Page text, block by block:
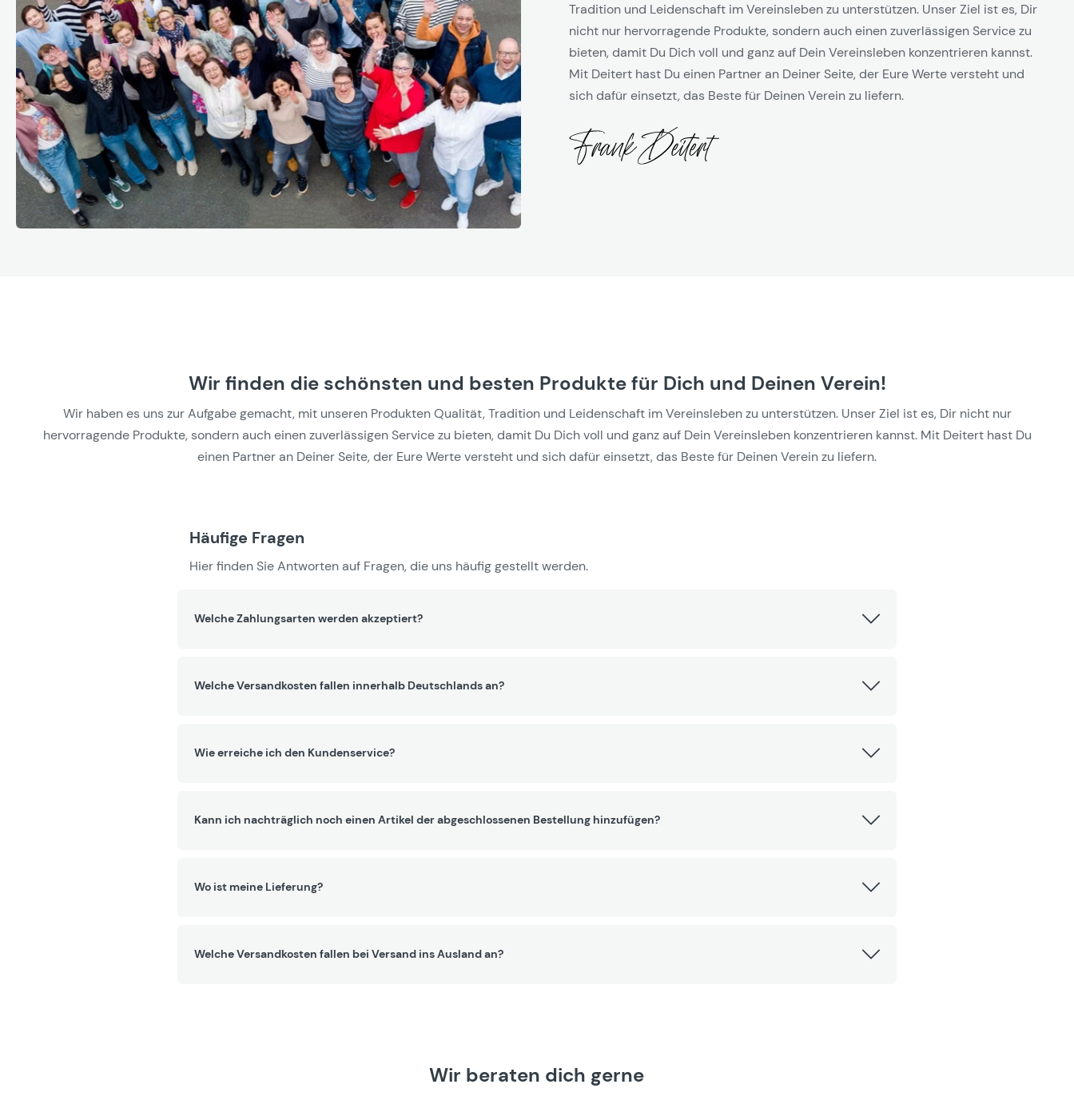
Tradition und Leidenschaft im Vereinsleben zu unterstützen. Unser Ziel ist es, Dir
nicht nur hervorragende Produkte, sondern auch einen zuverlässigen Service zu
bieten, damit Du Dich voll und ganz auf Dein Vereinsleben konzentrieren kannst.
Mit Deitert hast Du einen Partner an Deiner Seite, der Eure Werte versteht und
sich dafür einsetzt, das Beste für Deinen Verein zu liefern.
Wir finden die schönsten und besten Produkte für Dich und Deinen Verein!
Wir haben es uns zur Aufgabe gemacht, mit unseren Produkten Qualität, Tradition und Leidenschaft im Vereinsleben zu unterstützen. Unser Ziel ist es, Dir nicht nur
hervorragende Produkte, sondern auch einen zuverlässigen Service zu bieten, damit Du Dich voll und ganz auf Dein Vereinsleben konzentrieren kannst. Mit Deitert hast Du
einen Partner an Deiner Seite, der Eure Werte versteht und sich dafür einsetzt, das Beste für Deinen Verein zu liefern.
Häufige Fragen
Hier finden Sie Antworten auf Fragen, die uns häufig gestellt werden.
Welche Zahlungsarten werden akzeptiert?
Welche Versandkosten fallen innerhalb Deutschlands an?
Wie erreiche ich den Kundenservice?
Kann ich nachträglich noch einen Artikel der abgeschlossenen Bestellung hinzufügen?
Wo ist meine Lieferung?
Welche Versandkosten fallen bei Versand ins Ausland an?
Wir beraten dich gerne